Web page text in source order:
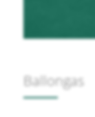
Ballongas